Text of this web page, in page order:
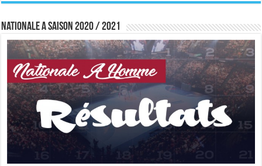
Nationale A saison 2020 / 2021